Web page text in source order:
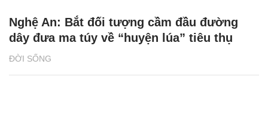
ĐỜI SỐNG
Nghệ An: Bắt đối tượng cầm đầu đường
dây đưa ma túy về “huyện lúa” tiêu thụ